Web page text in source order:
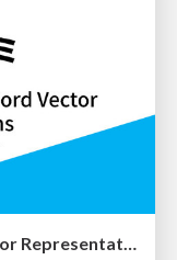
Sparse Overcomplete Word Vector Representations